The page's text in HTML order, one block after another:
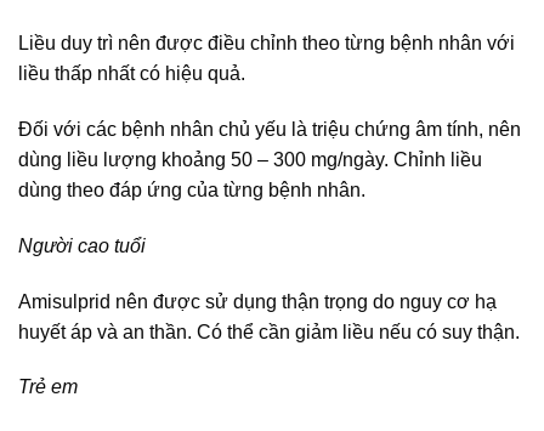
Liều duy trì nên được điều chỉnh theo từng bệnh nhân với
liều thấp nhất có hiệu quả.
Đối với các bệnh nhân chủ yếu là triệu chứng âm tính, nên
dùng liều lượng khoảng 50 – 300 mg/ngày. Chỉnh liều
dùng theo đáp ứng của từng bệnh nhân.
Người cao tuổi
Amisulprid nên được sử dụng thận trọng do nguy cơ hạ
huyết áp và an thần. Có thể cần giảm liều nếu có suy thận.
Trẻ em